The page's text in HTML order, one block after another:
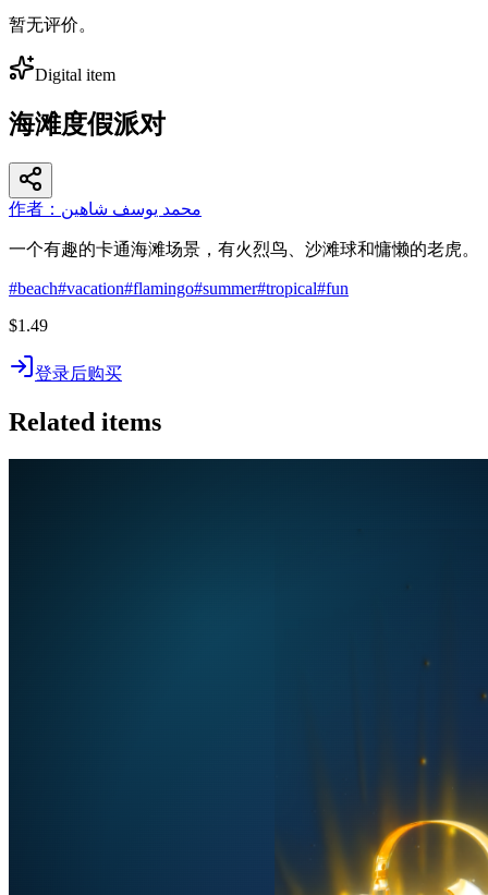
暂无评价。
Digital item
海滩度假派对
作者：محمد يوسف شاهين
一个有趣的卡通海滩场景，有火烈鸟、沙滩球和慵懒的老虎。
#beach#vacation#flamingo#summer#tropical#fun
$1.49
登录后购买
Related items